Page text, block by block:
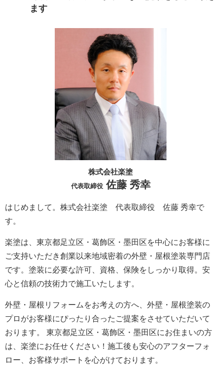
ます
株式会社楽塗
代表取締役佐藤 秀幸
はじめまして。株式会社楽塗 代表取締役 佐藤 秀幸で
す。
楽塗は、東京都足立区・葛飾区・墨田区を中心にお客様に
ご支持いただき創業以来地域密着の外壁・屋根塗装専門店
です。塗装に必要な許可、資格、保険をしっかり取得。安
心と信頼の技術力で施工いたします。
外壁・屋根リフォームをお考えの方へ、外壁・屋根塗装の
プロがお客様にぴったり合ったご提案をさせていただいて
おります。 東京都足立区・葛飾区・墨田区にお住まいの方
は、楽塗にお任せください！施工後も安心のアフターフォ
ロー、お客様サポートを心がけております。